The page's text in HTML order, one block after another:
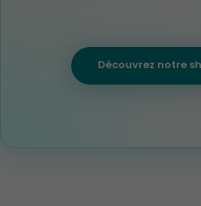
Découvrez notre